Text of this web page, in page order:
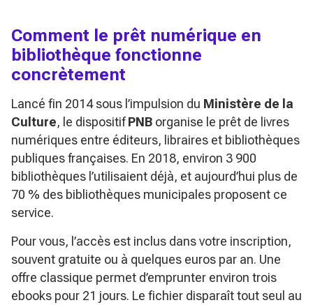
Comment le prêt numérique en
bibliothèque fonctionne
concrètement
Lancé fin 2014 sous l’impulsion du Ministère de la
Culture, le dispositifPNB organise le prêt de livres
numériques entre éditeurs, libraires et bibliothèques
publiques françaises. En 2018, environ 3 900
bibliothèques l’utilisaient déjà, et aujourd’hui plus de
70 % des bibliothèques municipales proposent ce
service.
Pour vous, l’accès est inclus dans votre inscription,
souvent gratuite ou à quelques euros par an. Une
offre classique permet d’emprunter environ trois
ebooks pour 21 jours. Le fichier disparaît tout seul au